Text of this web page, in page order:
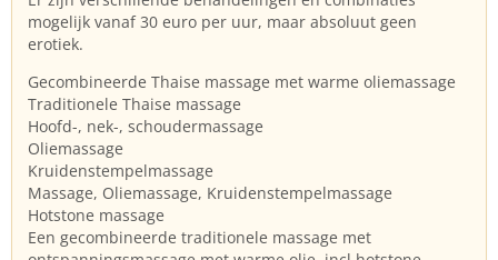
mogelijk vanaf 30 euro per uur, maar absoluut geen
erotiek.
Gecombineerde Thaise massage met warme oliemassage
Traditionele Thaise massage
Hoofd-, nek-, schoudermassage
Oliemassage
Kruidenstempelmassage
Massage, Oliemassage, Kruidenstempelmassage
Hotstone massage
Een gecombineerde traditionele massage met